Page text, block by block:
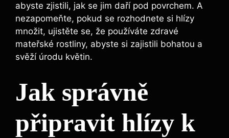
abyste zjistili, jak se jim daří pod povrchem. A
nezapomeňte, pokud se rozhodnete si hlízy
množit, ujistěte se, že používáte zdravé
mateřské rostliny, abyste si zajistili bohatou a
svěží úrodu květin.
Jak správně
připravit hlízy k